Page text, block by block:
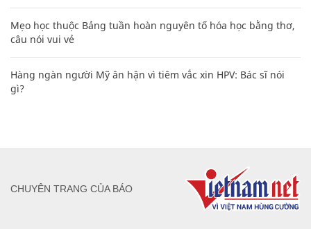
Mẹo học thuộc Bảng tuần hoàn nguyên tố hóa học bằng thơ,
câu nói vui vẻ
Hàng ngàn người Mỹ ân hận vì tiêm vắc xin HPV: Bác sĩ nói
gì?
CHUYÊN TRANG CỦA BÁO